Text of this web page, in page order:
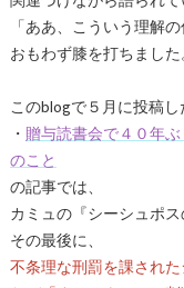
「ああ、こういう理解
おもわず膝を打ちました
このblogで５月に投稿し
・ 贈与読書会で４０年
のこと
の記事では、
カミュの『シーシュポス
その最後に、
不条理な刑罰を課され